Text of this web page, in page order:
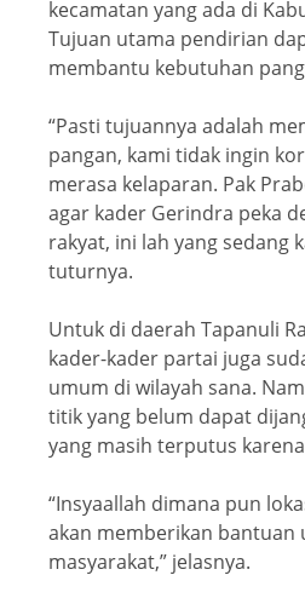
kecamatan yang ada di
Tujuan utama pendirian
membantu kebutuhan
“Pasti tujuannya adalah
pangan, kami tidak ingin
merasa kelaparan. Pak
agar kader Gerindra peka
rakyat, ini lah yang sedang
tuturnya.
Untuk di daerah Tapanuli
kader-kader partai juga
umum di wilayah sana.
titik yang belum dapat
yang masih terputus
“Insyaallah dimana pun
akan memberikan bantuan
masyarakat,” jelasnya.